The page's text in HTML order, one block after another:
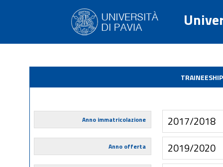
Anno immatricolazione 2017/2018
Anno offerta 2019/2020